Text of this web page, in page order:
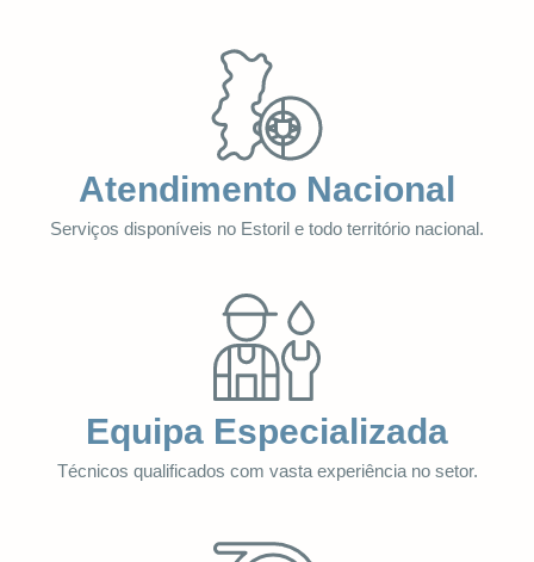
Atendimento Nacional
Serviços disponíveis no Estoril e todo território nacional.
Equipa Especializada
Técnicos qualificados com vasta experiência no setor.